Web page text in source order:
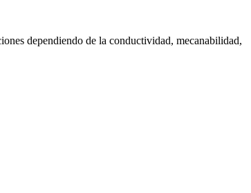
dependiendo de la conductividad, mecanabilidad,